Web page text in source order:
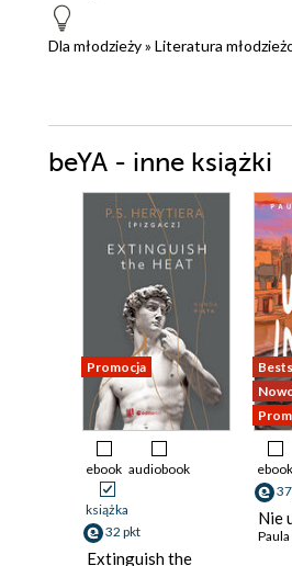
Dla młodzieży» Literatura
beYA - inne książki
Promocja
ebook audiobook
książka
32 pkt
Extinguish the
ebook
Nie